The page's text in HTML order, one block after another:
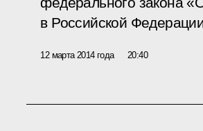
в Российской
12 марта 2014 года 20:40